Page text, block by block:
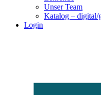
Unser Team
Katalog – digital/
Login